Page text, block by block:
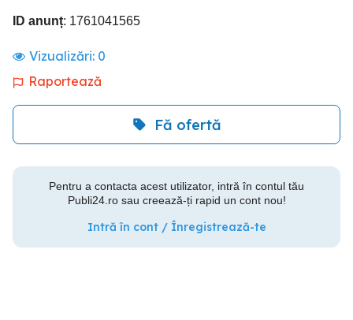
ID anunț: 1761041565
Vizualizări: 0
Raportează
Fă ofertă
Pentru a contacta acest utilizator, intră în contul tău
Publi24.ro sau creează-ți rapid un cont nou!
Intră în cont / Înregistrează-te